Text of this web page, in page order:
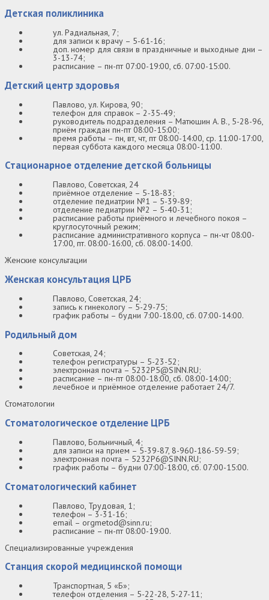
Детская поликлиника
ул. Радиальная, 7;
для записи к врачу – 5-61-16;
доп. номер для связи в праздничные и выходные дни –
3-13-74;
расписание – пн-пт 07:00-19:00, сб. 07:00-15:00.
Детский центр здоровья
Павлово, ул. Кирова, 90;
телефон для справок – 2-35-49;
руководитель подразделения – Матюшин А. В., 5-28-96,
приём граждан пн-пт 08:00-15:00;
время работы – пн, вт, чт, пт 08:00-14:00, ср. 11:00-17:00,
первая суббота каждого месяца 08:00-11:00.
Стационарное отделение детской больницы
Павлово, Советская, 24
приёмное отделение – 5-18-83;
отделение педиатрии №1 – 5-39-89;
отделение педиатрии №2 – 5-40-31;
расписание работы приёмного и лечебного покоя –
круглосуточный режим;
расписание административного корпуса – пн-чт 08:00-
17:00, пт. 08:00-16:00, сб. 08:00-14:00.
Женские консультации
Женская консультация ЦРБ
Павлово, Советская, 24;
запись к гинекологу – 5-29-75;
график работы – будни 7:00-18:00, сб. 07:00-14:00.
Родильный дом
Советская, 24;
телефон регистратуры – 5-23-52;
электронная почта – 5232P5@SINN.RU;
расписание – пн-пт 08:00-18:00, сб. 08:00-14:00;
лечебное и приёмное отделение работает 24/7.
Стоматологии
Стоматологическое отделение ЦРБ
Павлово, Больничный, 4;
для записи на прием – 5-39-87, 8-960-186-59-59;
электронная почта – 5232P6@SINN.RU;
график работы – будни 07:00-18:00, сб. 07:00-15:00.
Стоматологический кабинет
Павлово, Трудовая, 1;
телефон – 3-31-16;
email – orgmetod@sinn.ru;
расписание – пн-пт 08:00-19:00.
Специализированные учреждения
Станция скорой медицинской помощи
Транспортная, 5 «Б»;
телефон отделения – 5-22-28, 5-27-11;